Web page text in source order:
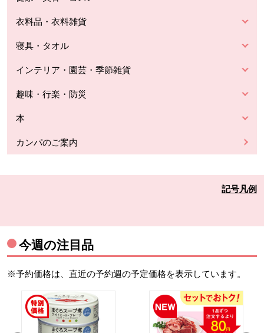
衣料品・衣料雑貨
寝具・タオル
インテリア・園芸・季節雑貨
趣味・行楽・防災
本
カンパのご案内
記号凡例
今週の注目品
※予約価格は、直近の予約週の予定価格を表示しています。